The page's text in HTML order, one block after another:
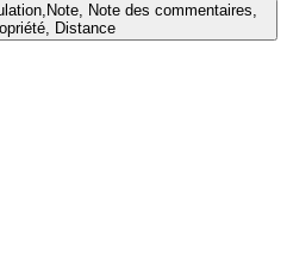
Note des commentaires,
Distance